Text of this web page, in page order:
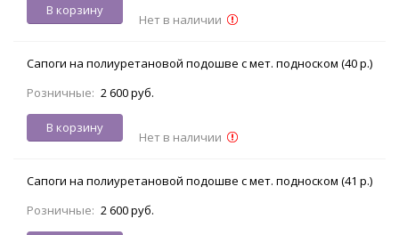
В корзину
Нет в наличии
Сапоги на полиуретановой подошве с мет. подноском (40 р.)
Розничные: 2 600 руб.
В корзину
Нет в наличии
Сапоги на полиуретановой подошве с мет. подноском (41 р.)
Розничные: 2 600 руб.